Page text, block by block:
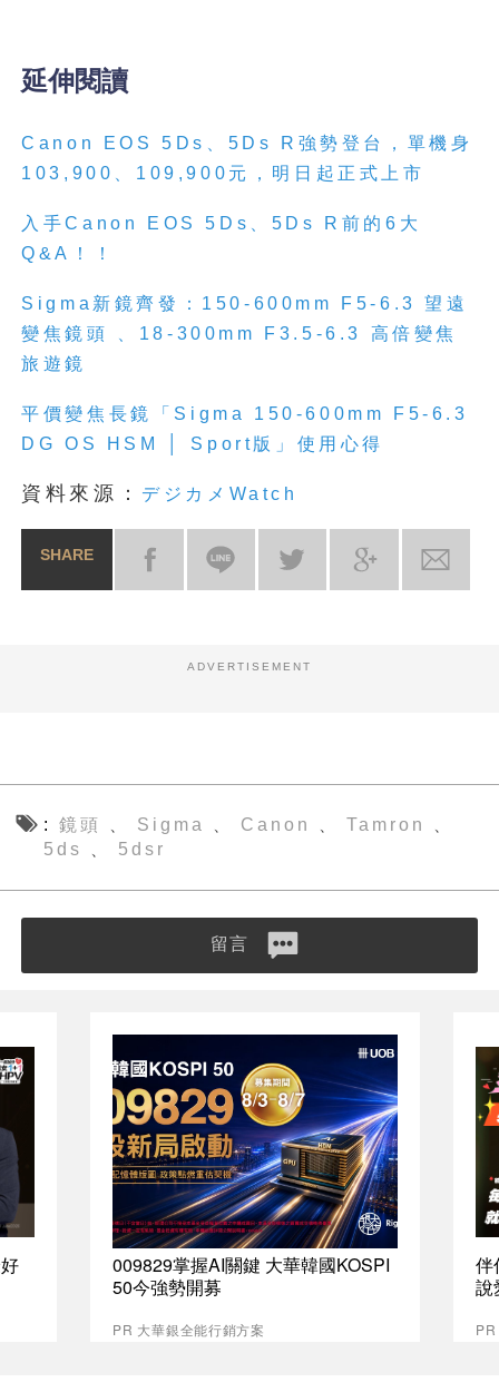
延伸閱讀
Canon EOS 5Ds、5Ds R強勢登台，單機身
103,900、109,900元，明日起正式上市
入手Canon EOS 5Ds、5Ds R前的6大
Q&A！！
Sigma新鏡齊發：150-600mm F5-6.3 望遠
變焦鏡頭 、18-300mm F3.5-6.3 高倍變焦
旅遊鏡
平價變焦長鏡「Sigma 150-600mm F5-6.3
DG OS HSM │ Sport版」使用心得
資料來源： デジカメWatch
SHARE
ADVERTISEMENT
鏡頭 Sigma Canon Tamron
5ds 5dsr
留言
009829掌握AI關鍵 大華韓國KOSPI
50今強勢開募
PR 大華銀全能行銷方案
伴
說